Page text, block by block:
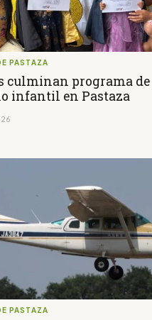
PASTAZA
culminan programa de
infantil en Pastaza
PASTAZA